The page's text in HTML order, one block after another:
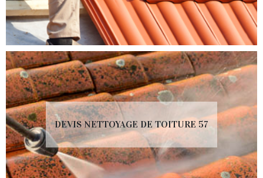
DEVIS NETTOYAGE DE TOITURE 57